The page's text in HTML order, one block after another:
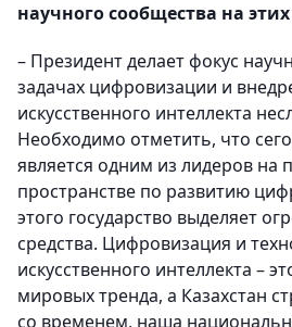
научного сообщества на
– Президент делает фокус
задачах цифровизации и
искусственного интеллекта
Необходимо отметить, что
является одним из лидеров на
пространстве по развитию
этого государство выделяет
средства. Цифровизация и
искусственного интеллекта –
мировых тренда, а Казахстан
со временем, наша